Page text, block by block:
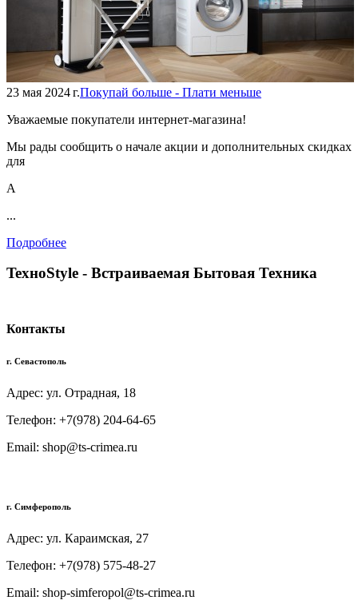
23 мая 2024 г.Покупай больше - Плати меньше
Уважаемые покупатели интернет-магазина!
Мы рады сообщить о начале акции и дополнительных скидках
для
А
...
Подробнее
TexноStyle - Встраиваемая Бытовая Техника
Контакты
г. Севастополь
Адрес: ул. Отрадная, 18
Телефон: +7(978) 204-64-65
Email: shop@ts-crimea.ru
г. Симферополь
Адрес: ул. Караимская, 27
Телефон: +7(978) 575-48-27
Email: shop-simferopol@ts-crimea.ru